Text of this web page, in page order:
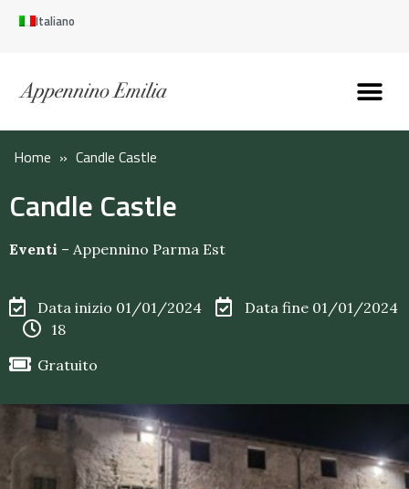
Italiano
Home » Candle Castle
Candle Castle
Eventi – Appennino Parma Est
Data inizio 01/01/2024
Data fine 01/01/2024
18
Gratuito